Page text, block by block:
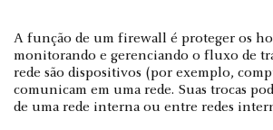
A função de um firewall é proteger os
monitorando e gerenciando o fluxo de
rede são dispositivos (por exemplo,
comunicam em uma rede. Suas trocas
de uma rede interna ou entre redes